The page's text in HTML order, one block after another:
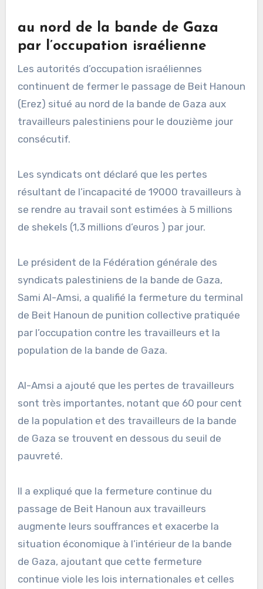
au nord de la bande de Gaza
par l’occupation israélienne
Les autorités d’occupation israéliennes
continuent de fermer le passage de Beit Hanoun
(Erez) situé au nord de la bande de Gaza aux
travailleurs palestiniens pour le douzième jour
consécutif.
Les syndicats ont déclaré que les pertes
résultant de l’incapacité de 19000 travailleurs à
se rendre au travail sont estimées à 5 millions
de shekels (1,3 millions d’euros ) par jour.
Le président de la Fédération générale des
syndicats palestiniens de la bande de Gaza,
Sami Al-Amsi, a qualifié la fermeture du terminal
de Beit Hanoun de punition collective pratiquée
par l’occupation contre les travailleurs et la
population de la bande de Gaza.
Al-Amsi a ajouté que les pertes de travailleurs
sont très importantes, notant que 60 pour cent
de la population et des travailleurs de la bande
de Gaza se trouvent en dessous du seuil de
pauvreté.
Il a expliqué que la fermeture continue du
passage de Beit Hanoun aux travailleurs
augmente leurs souffrances et exacerbe la
situation économique à l’intérieur de la bande
de Gaza, ajoutant que cette fermeture
continue viole les lois internationales et celles